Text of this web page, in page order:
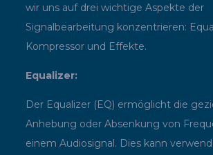
wir uns auf drei wichtige Aspekte der
Signalbearbeitung konzentrieren:
Kompressor und Effekte.
Equalizer:
Der Equalizer (EQ) ermöglicht die
Anhebung oder Absenkung von
einem Audiosignal. Dies kann